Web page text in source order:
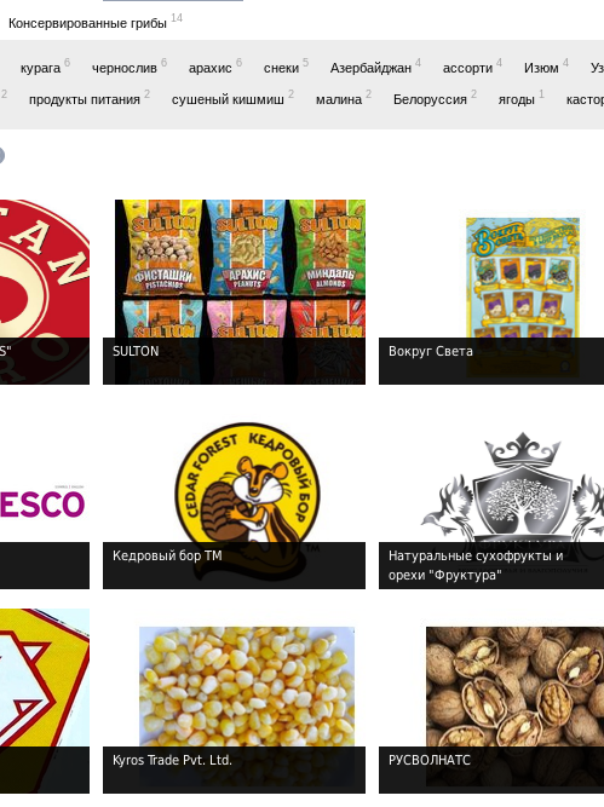
Консервированные грибы 14
курага 6 чернослив 6 арахис 6 снеки 5 Азербайджан 4 ассорти 4 Изюм 4
2 продукты питания 2 сушеный кишмиш 2 малина 2 Белоруссия 2 ягоды 1
SULTON Вокруг Света
Кедровый бор ТМ
Натуральные сухофрукты и
орехи "Фруктура"
Kyros Trade Pvt. Ltd. РУСВОЛНАTС